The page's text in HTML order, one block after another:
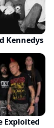
Kennedys
Exploited